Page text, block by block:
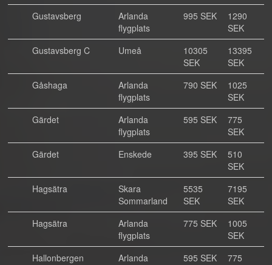
Gustavsberg
Arlanda
flygplats
995 SEK
1290
SEK
Gustavsberg C
Umeå
10305
SEK
13395
SEK
Gåshaga
Arlanda
flygplats
790 SEK
1025
SEK
Gärdet
Arlanda
flygplats
595 SEK
775
SEK
Gärdet
Enskede 395 SEK
510
SEK
Hagsätra
Skara
Sommarland
5535
SEK
7195
SEK
Hagsätra
Arlanda
flygplats
775 SEK
1005
SEK
Hallonbergen
Arlanda
595 SEK
775